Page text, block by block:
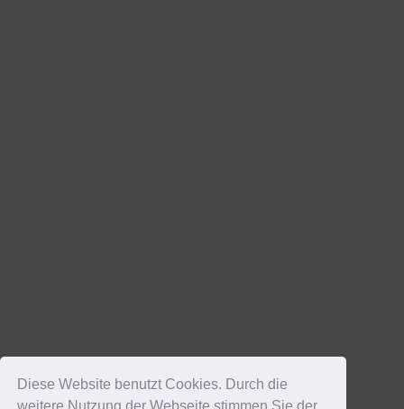
Diese Website benutzt Cookies. Durch die
weitere Nutzung der Webseite stimmen Sie der